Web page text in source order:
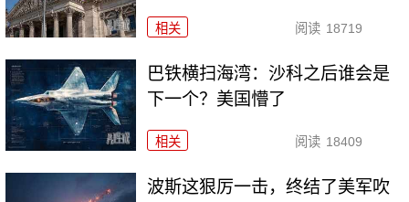
相关 阅读 18719
巴铁横扫海湾：沙科之后谁会是
下一个？美国懵了
相关 阅读 18409
波斯这狠厉一击，终结了美军吹